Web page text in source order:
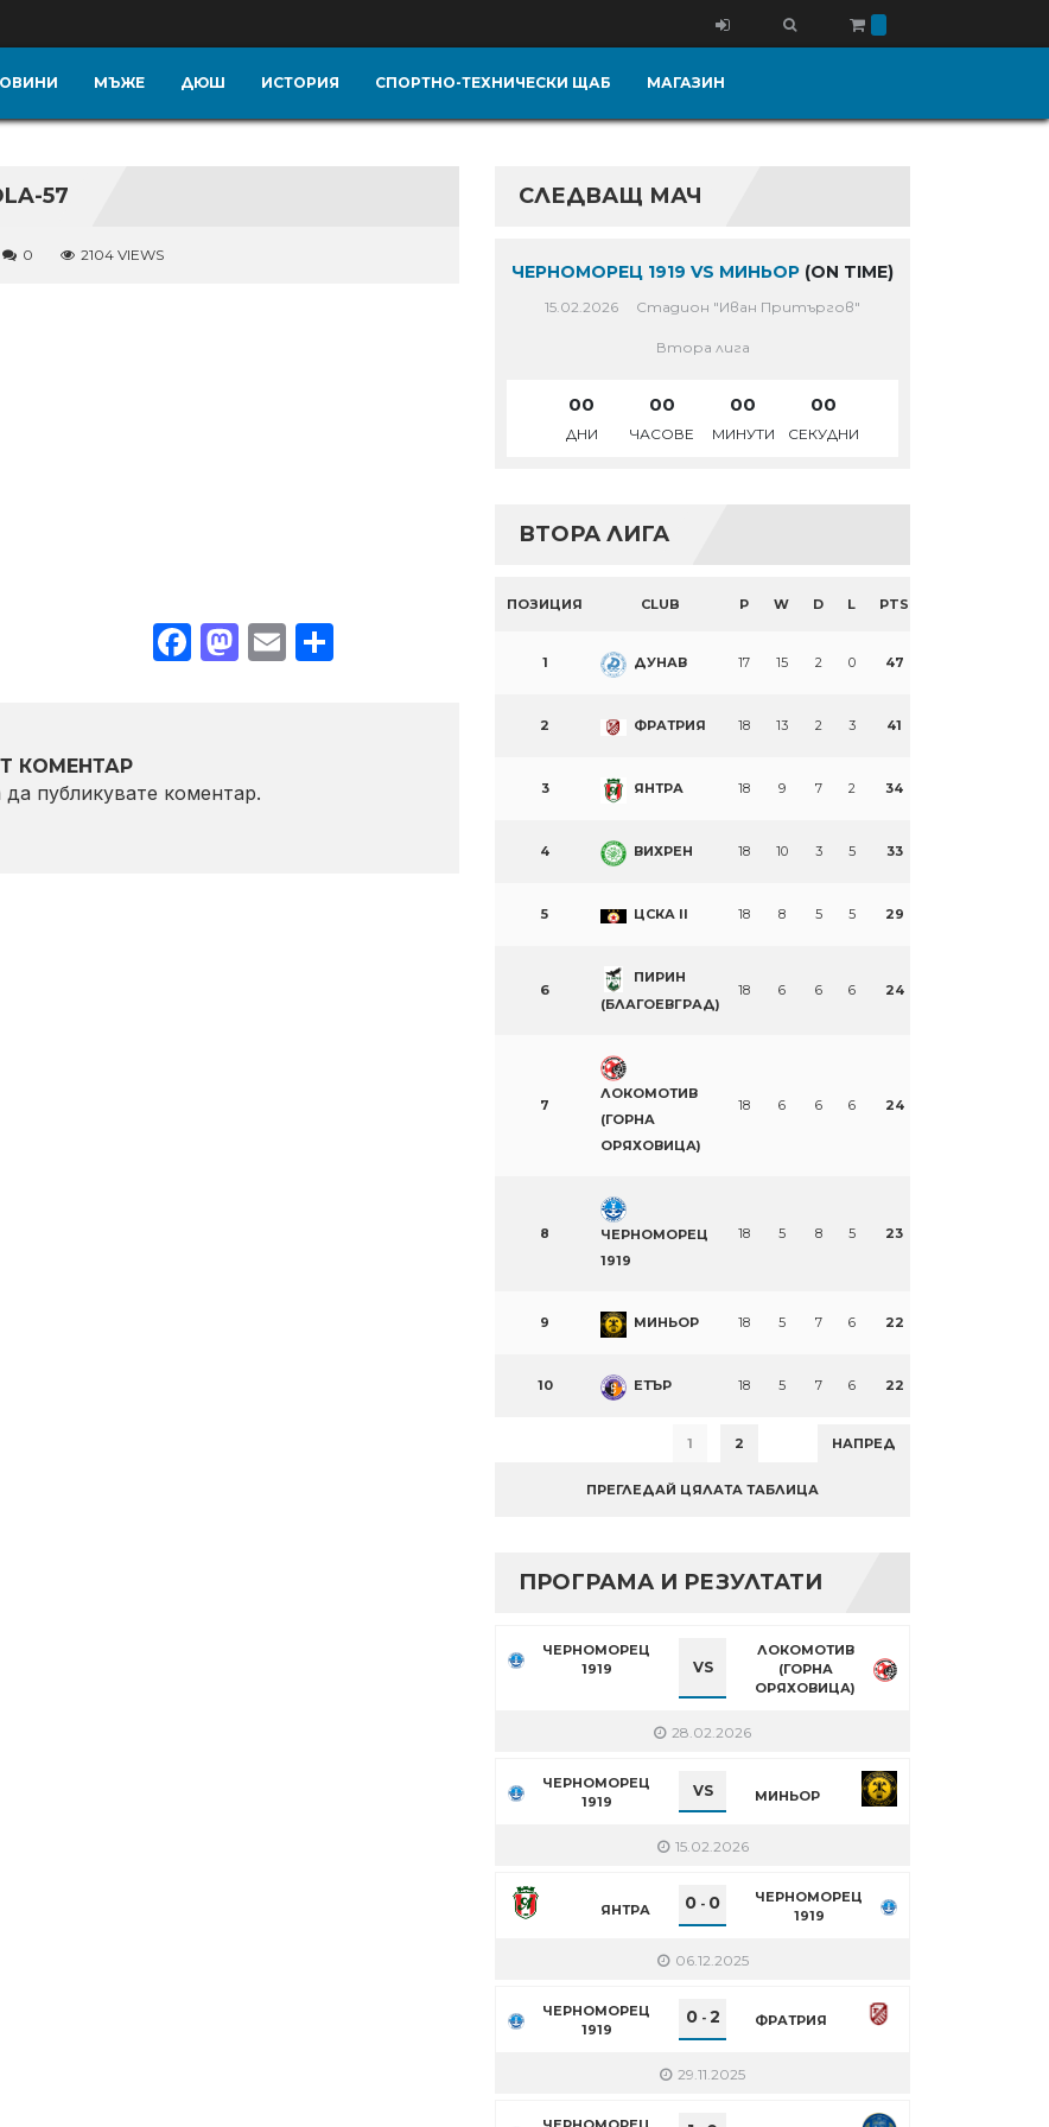
МЪЖЕ ДЮШ ИСТОРИЯ СПОРТНО-ТЕХНИЧЕСКИ ЩАБ МАГАЗИН
57
0 2104 VIEWS
Facebook
Mastodon
EmailShare
КОМЕНТАР
да публикувате коментар.
СЛЕДВАЩ МАЧ
ЧЕРНОМОРЕЦ 1919 VS МИНЬОР (ON TIME)
15.02.2026 Стадион "Иван Притъргов"
Втора лига
00
ДНИ
00
ЧАСОВЕ
00
МИНУТИ
00
СЕКУДНИ
ВТОРА ЛИГА
ПОЗИЦИЯ CLUB P W D L PTS
1 ДУНАВ 17 15 2 0 47
2 ФРАТРИЯ 18 13 2 3 41
3 ЯНТРА 18 9 7 2 34
4 ВИХРЕН 18 10 3 5 33
5 ЦСКА II 18 8 5 5 29
6
ПИРИН
(БЛАГОЕВГРАД)
18 6 6 6 24
7
ЛОКОМОТИВ
(ГОРНА
ОРЯХОВИЦА)
18 6 6 6 24
8
ЧЕРНОМОРЕЦ
1919
18 5 8 5 23
9 МИНЬОР 18 5 7 6 22
10 ЕТЪР 18 5 7 6 22
1 2 НАПРЕД
ПРЕГЛЕДАЙ ЦЯЛАТА ТАБЛИЦА
ПРОГРАМА И РЕЗУЛТАТИ
ЧЕРНОМОРЕЦ
1919
VS
ЛОКОМОТИВ
(ГОРНА
ОРЯХОВИЦА)
28.02.2026
ЧЕРНОМОРЕЦ
1919
VS МИНЬОР
15.02.2026
ЯНТРА 0 - 0
ЧЕРНОМОРЕЦ
1919
06.12.2025
ЧЕРНОМОРЕЦ
1919
0- 2 ФРАТРИЯ
29.11.2025